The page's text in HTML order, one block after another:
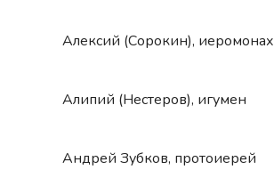
Алексий (Сорокин), иеромонах
Алипий (Нестеров), игумен
Андрей Зубков, протоиерей